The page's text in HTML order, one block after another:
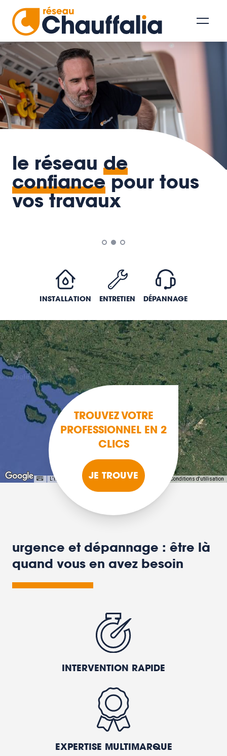
le réseau de
confiancepour tous
vos travaux
INSTALLATION ENTRETIEN DÉPANNAGE
L'image peut être protégée par des droits d'auteur Conditions d'utilisation
TROUVEZ VOTRE
PROFESSIONNEL EN 2
CLICS
JE TROUVE
urgence et dépannage : être là
quand vous en avez besoin
INTERVENTION RAPIDE
EXPERTISE MULTIMARQUE